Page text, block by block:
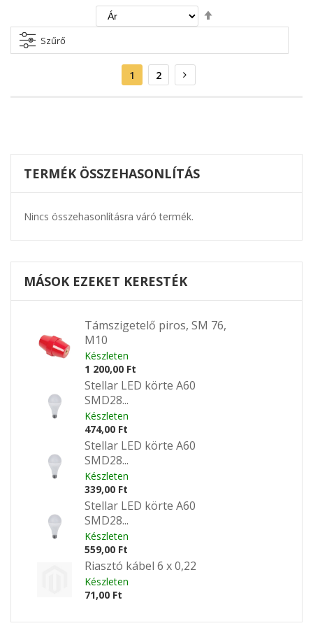
irány
Szűrő
Oldal
Aktuális
oldal
1 Oldal
2 Oldal
Következő
TERMÉK ÖSSZEHASONLÍTÁS
Nincs összehasonlításra váró termék.
MÁSOK EZEKET KERESTÉK
Támszigetelő piros, SM 76,
M10
Készleten
1 200,00 Ft
Stellar LED körte A60
SMD28...
Készleten
474,00 Ft
Stellar LED körte A60
SMD28...
Készleten
339,00 Ft
Stellar LED körte A60
SMD28...
Készleten
559,00 Ft
Riasztó kábel 6 x 0,22
Készleten
71,00 Ft